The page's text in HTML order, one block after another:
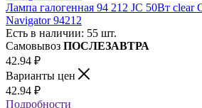
Лампа галогенная 94 212 JC 50Вт clear
Navigator 94212
Есть в наличии: 55 шт.
Самовывоз ПОСЛЕЗАВТРА
42.94 ₽
Варианты цен
42.94 ₽
Подробности